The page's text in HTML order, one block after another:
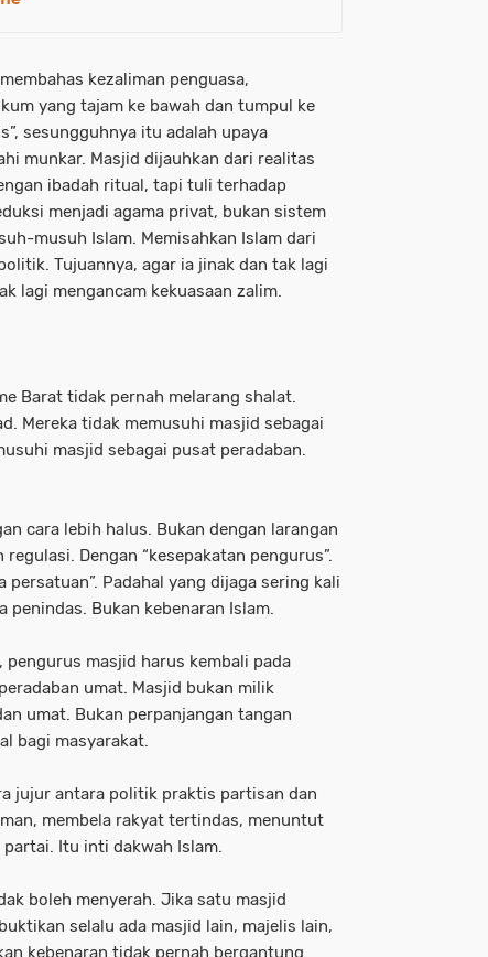
kezaliman penguasa,
yang tajam ke bawah dan tumpul ke
sesungguhnya itu adalah upaya
munkar. Masjid dijauhkan dari realitas
ibadah ritual, tapi tuli terhadap
menjadi agama privat, bukan sistem
musuh Islam. Memisahkan Islam dari
Tujuannya, agar ia jinak dan tak lagi
lagi mengancam kekuasaan zalim.
Barat tidak pernah melarang shalat.
Mereka tidak memusuhi masjid sebagai
masjid sebagai pusat peradaban.
cara lebih halus. Bukan dengan larangan
Dengan “kesepakatan pengurus”.
persatuan”. Padahal yang dijaga sering kali
penindas. Bukan kebenaran Islam.
, pengurus masjid harus kembali pada
umat. Masjid bukan milik
umat. Bukan perpanjangan tangan
bagi masyarakat.
jujur antara politik praktis partisan dan
membela rakyat tertindas, menuntut
Itu inti dakwah Islam.
boleh menyerah. Jika satu masjid
selalu ada masjid lain, majelis lain,
kebenaran tidak pernah bergantung